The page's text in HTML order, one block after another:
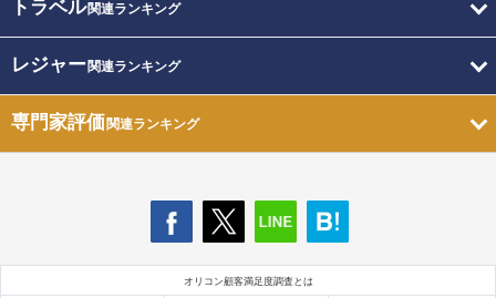
トラベル関連ランキング
レジャー関連ランキング
専門家評価関連ランキング
オリコン顧客満足度調査とは